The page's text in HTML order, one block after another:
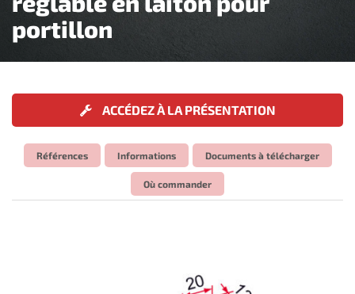
portillon
ACCÉDEZ À LA PRÉSENTATION
Références Informations Documents à télécharger
Où commander